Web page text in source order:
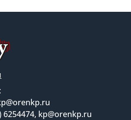
6254474, kp@orenkp.ru